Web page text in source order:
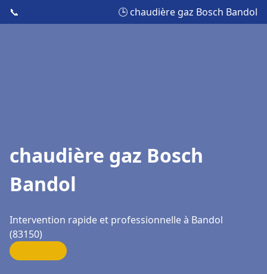
📞 🕒 chaudière gaz Bosch Bandol
chaudière gaz Bosch
Bandol
Intervention rapide et professionnelle à Bandol
(83150)